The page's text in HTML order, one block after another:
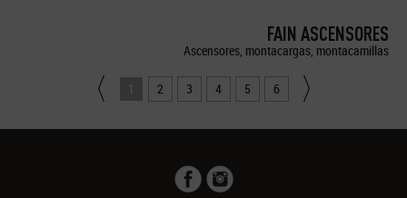
FAIN ASCENSORES
Ascensores, montacargas, montacamillas
1 2 3 4 5 6